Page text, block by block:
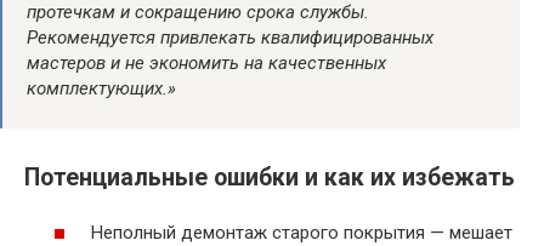
протечкам и сокращению срока службы.
Рекомендуется привлекать квалифицированных
мастеров и не экономить на качественных
комплектующих.»
Потенциальные ошибки и как их избежать
Неполный демонтаж старого покрытия — мешает